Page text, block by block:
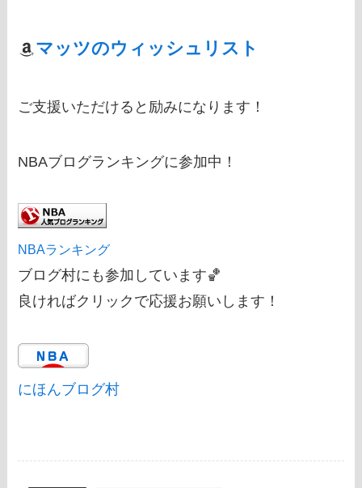
マッツのウィッシュリスト
ご支援いただけると励みになります！
NBAブログランキングに参加中！
NBAランキング
ブログ村にも参加しています🏀
良ければクリックで応援お願いします！
にほんブログ村